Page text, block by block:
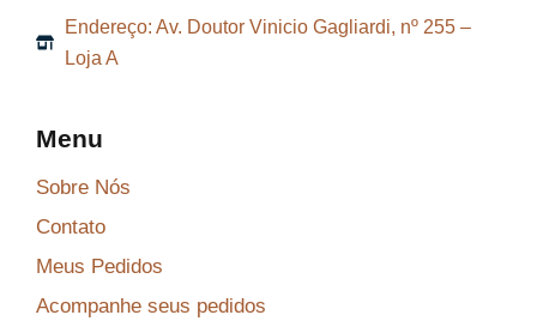
Endereço: Av. Doutor Vinicio Gagliardi, nº 255 –
Loja A
Menu
Sobre Nós
Contato
Meus Pedidos
Acompanhe seus pedidos